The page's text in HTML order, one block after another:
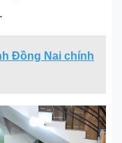
Đồng Nai chính